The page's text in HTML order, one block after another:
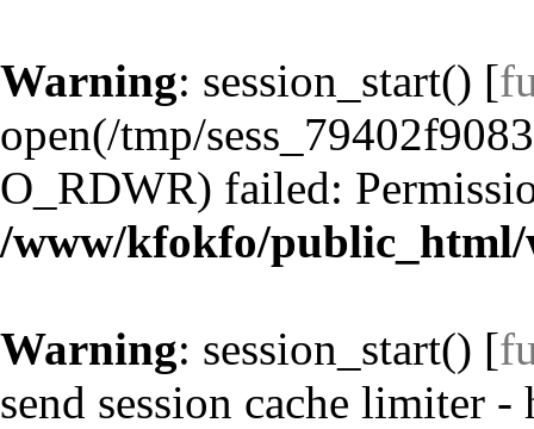
Warning: session_start() [
open(/tmp/
O_RDWR) failed:
/www/kfokfo/
Warning: session_start() [
send session cache limiter